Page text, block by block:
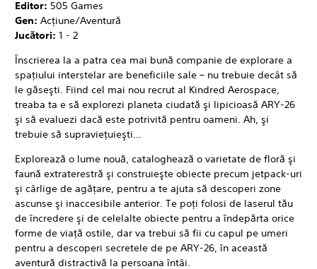
Editor: 505 Games
Gen: Acţiune/Aventură
Jucători: 1 - 2
Înscrierea la a patra cea mai bună companie de explorare a
spaţiului interstelar are beneficiile sale – nu trebuie decât să
le găseşti. Fiind cel mai nou recrut al Kindred Aerospace,
treaba ta e să explorezi planeta ciudată şi lipicioasă ARY-26
şi să evaluezi dacă este potrivită pentru oameni. Ah, şi
trebuie să supravieţuieşti…
Explorează o lume nouă, cataloghează o varietate de floră şi
faună extraterestră şi construieşte obiecte precum jetpack-uri
şi cârlige de agăţare, pentru a te ajuta să descoperi zone
ascunse şi inaccesibile anterior. Te poţi folosi de laserul tău
de încredere şi de celelalte obiecte pentru a îndepărta orice
forme de viaţă ostile, dar va trebui să fii cu capul pe umeri
pentru a descoperi secretele de pe ARY-26, în această
aventură distractivă la persoana întâi.